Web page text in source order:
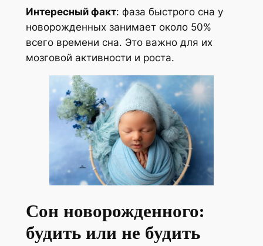
Интересный факт: фаза быстрого сна у
новорожденных занимает около 50%
всего времени сна. Это важно для их
мозговой активности и роста.
Сон новорожденного:
будить или не будить